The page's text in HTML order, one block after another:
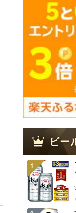
ビー
1